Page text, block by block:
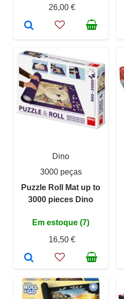
26,00 €
Dino
3000 peças
Puzzle Roll Mat up to
3000 pieces Dino
Em estoque (7)
16,50 €